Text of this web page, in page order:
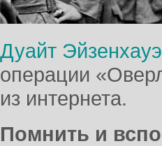
Дуайт
операции
из интернета.
Помнить и